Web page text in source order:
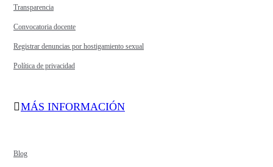
Transparencia
Convocatoria docente
Registrar denuncias por hostigamiento sexual
Política de privacidad
MÁS INFORMACIÓN
Blog